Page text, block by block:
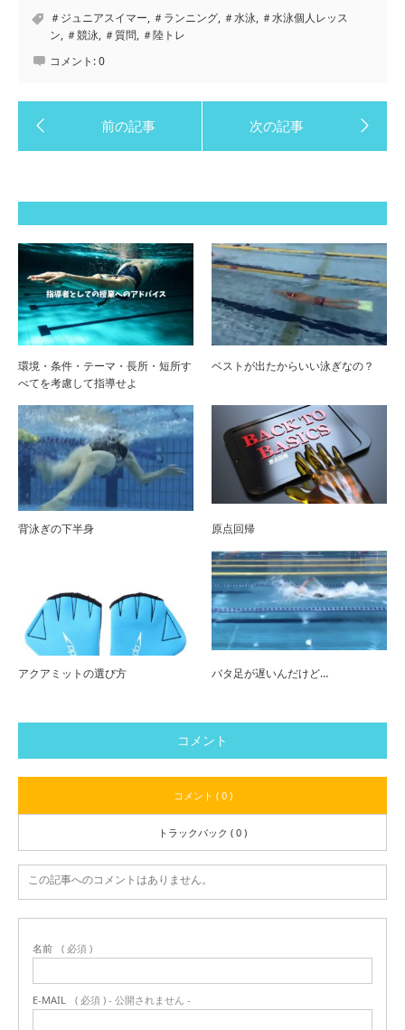
＃ジュニアスイマー, ＃ランニング, ＃水泳, ＃水泳個人レッス
ン, ＃競泳, ＃質問, ＃陸トレ
コメント:0
環境・条件・テーマ・長所・短所す
べてを考慮して指導せよ
ベストが出たからいい泳ぎなの？
背泳ぎの下半身 原点回帰
アクアミットの選び方 バタ足が遅いんだけど…
コメント
コメント ( 0 )
トラックバック ( 0 )
この記事へのコメントはありません。
名前 ( 必須 )
E-MAIL ( 必須 ) - 公開されません -